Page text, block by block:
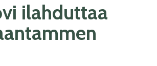
ilahduttaa